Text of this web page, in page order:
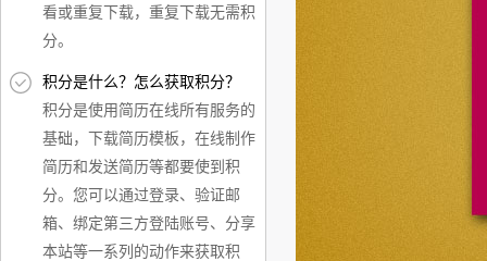
看或重复下载，重复下载无需积
分。
积分是什么？怎么获取积分？
积分是使用简历在线所有服务的
基础，下载简历模板，在线制作
简历和发送简历等都要使到积
分。您可以通过登录、验证邮
箱、绑定第三方登陆账号、分享
本站等一系列的动作来获取积